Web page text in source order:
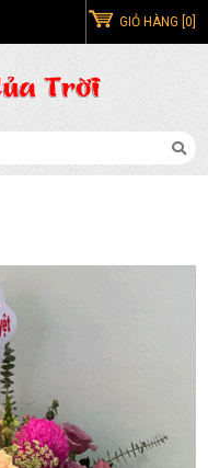
GIỎ HÀNG [0]